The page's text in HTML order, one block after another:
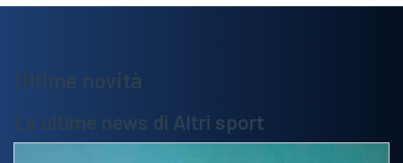
Ultime novità
Le ultime news di Altri sport